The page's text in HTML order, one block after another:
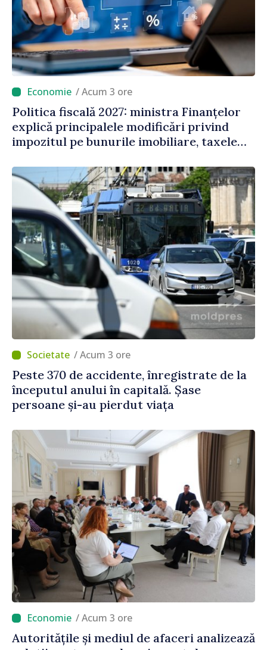
/ Acum 3 ore
Politica fiscală 2027: ministra Finanțelor
explică principalele modificări privind
impozitul pe bunurile imobiliare, taxele
/ Acum 3 ore
Peste 370 de accidente, înregistrate de la
începutul anului în capitală. Șase
persoane și-au pierdut viața
/ Acum 3 ore
Autoritățile și mediul de afaceri analizează